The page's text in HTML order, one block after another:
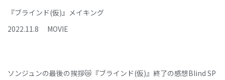
『ブラインド(仮)』メイキング
2022.11.8 MOVIE
ソンジュンの最後の挨拶😿『ブラインド(仮)』終了の感想Blind SP